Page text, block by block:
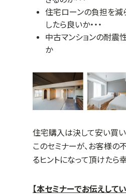
住宅ローンの負担を減
したら良いか・・・
中古マンションの耐震
か
住宅購入は決して安い買い
このセミナーが、お客様の
るヒントになって頂けたら
【本セミナーでお伝えしてい